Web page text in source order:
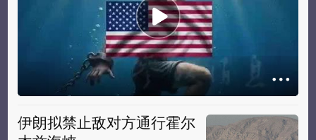
伊朗拟禁止敌对方通行霍尔